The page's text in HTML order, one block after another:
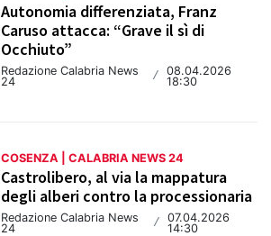
Autonomia differenziata, Franz
Caruso attacca: “Grave il sì di
Occhiuto”
Redazione Calabria News
24
/ 08.04.2026
18:30
COSENZA | CALABRIA NEWS 24
Castrolibero, al via la mappatura
degli alberi contro la processionaria
Redazione Calabria News
24
/
07.04.2026
14:30